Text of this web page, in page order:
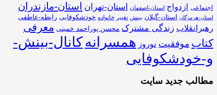
اجتماعی ازدواج استان-اصفهان استان-تهران استان-مازندران
استان-هرمزگان استان-گیلان بینش تغییر خانواده خودشکوفایی رابطه-عاطفی
رهبرانقلاب زندگی مشترک محسن پوراحمد خمینی معرفی
کتاب موفقیت نوروز همسرانهکانال-بینش-
و-خودشکوفایی
مطالب جدید سایت